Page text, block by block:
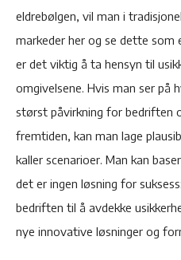
eldrebølgen, vil man i
markeder her og se dette som
er det viktig å ta hensyn til
omgivelsene. Hvis man ser på
størst påvirkning for bedriften
fremtiden, kan man lage
kaller scenarioer. Man kan
det er ingen løsning for
bedriften til å avdekke
nye innovative løsninger og